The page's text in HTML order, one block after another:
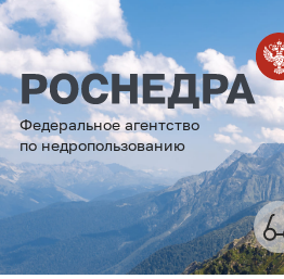
Федеральное агентство
по недропользованию